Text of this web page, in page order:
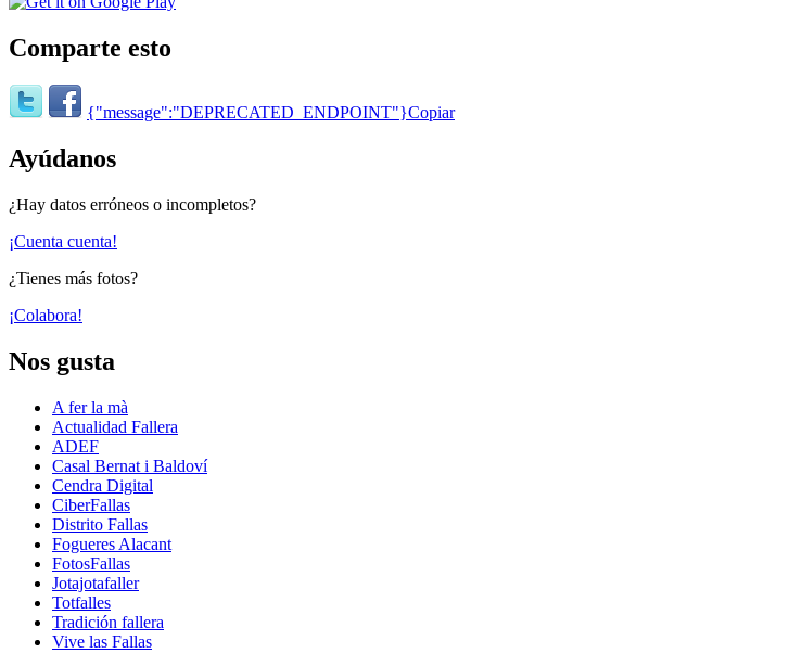
Comparte esto
{"message":"DEPRECATED_ENDPOINT"}Copiar
Ayúdanos
¿Hay datos erróneos o incompletos?
¡Cuenta cuenta!
¿Tienes más fotos?
¡Colabora!
Nos gusta
A fer la mà
Actualidad Fallera
ADEF
Casal Bernat i Baldoví
Cendra Digital
CiberFallas
Distrito Fallas
Fogueres Alacant
FotosFallas
Jotajotafaller
Totfalles
Tradición fallera
Vive las Fallas